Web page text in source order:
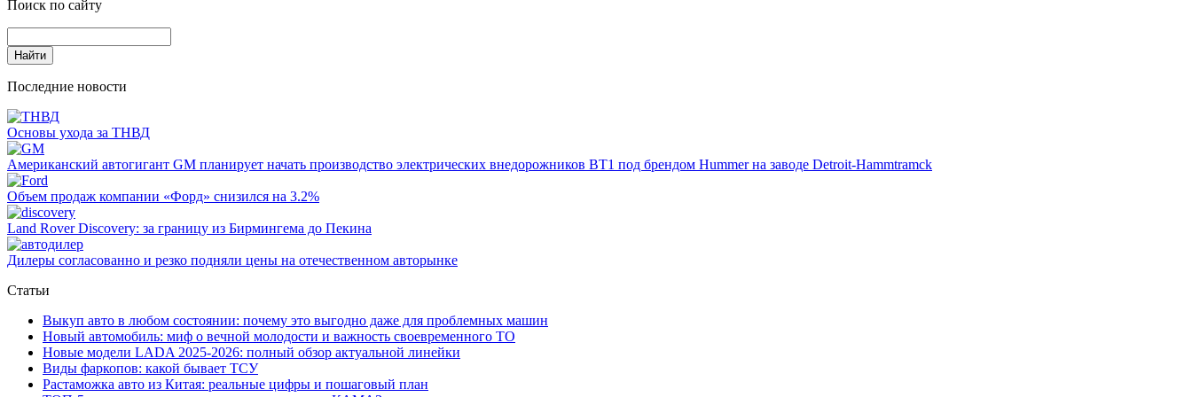
Поиск по сайту
Последние новости
Основы ухода за ТНВД
Американский автогигант GM планирует начать производство электрических внедорожников BT1 под брендом Hummer на заводе Detroit-Hammtramck
Объем продаж компании «Форд» снизился на 3.2%
Land Rover Dіscovery: за границу из Бирмингема до Пекина
Дилеры согласованно и резко подняли цены на отечественном авторынке
Статьи
Выкуп авто в любом состоянии: почему это выгодно даже для проблемных машин
Новый автомобиль: миф о вечной молодости и важность своевременного ТО
Новые модели LADA 2025-2026: полный обзор актуальной линейки
Виды фаркопов: какой бывает ТСУ
Растаможка авто из Китая: реальные цифры и пошаговый план